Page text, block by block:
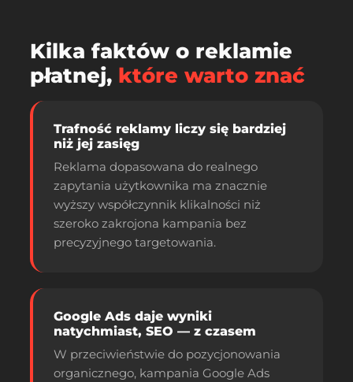
Kilka faktów o reklamie
płatnej, które warto znać
Trafność reklamy liczy się bardziej
niż jej zasięg
Reklama dopasowana do realnego
zapytania użytkownika ma znacznie
wyższy współczynnik klikalności niż
szeroko zakrojona kampania bez
precyzyjnego targetowania.
Google Ads daje wyniki
natychmiast, SEO — z czasem
W przeciwieństwie do pozycjonowania
organicznego, kampania Google Ads